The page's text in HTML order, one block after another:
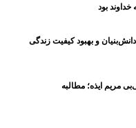
بود
و بهبود کیفیت زندگی
مریم ایذه؛ مطالبه